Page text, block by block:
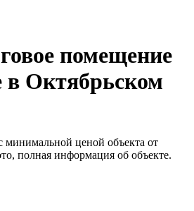
помещение
в Октябрьском
минимальной ценой объекта от
полная информация об объекте.